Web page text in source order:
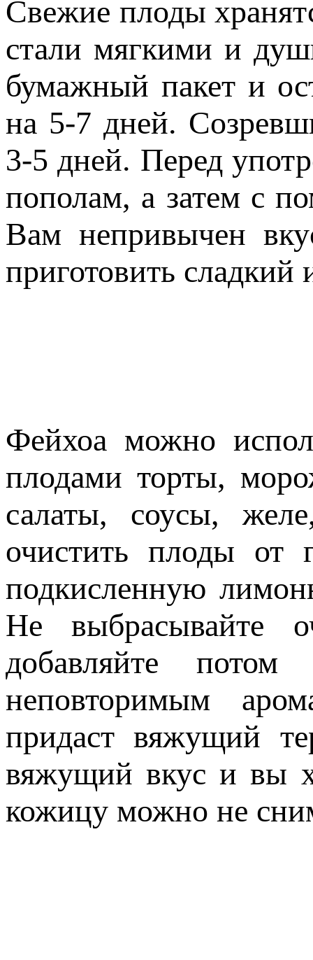
Свежие плоды
стали мягкими и
бумажный пакет и
на 5-7 дней.
3-5 дней. Перед
пополам, а затем с
Вам непривычен
приготовить сладкий
Фейхоа можно
плодами торты,
салаты, соусы,
очистить плоды от
подкисленную
Не выбрасывайте
добавляйте
неповторимым
придаст вяжущий
вяжущий вкус и вы
кожицу можно не